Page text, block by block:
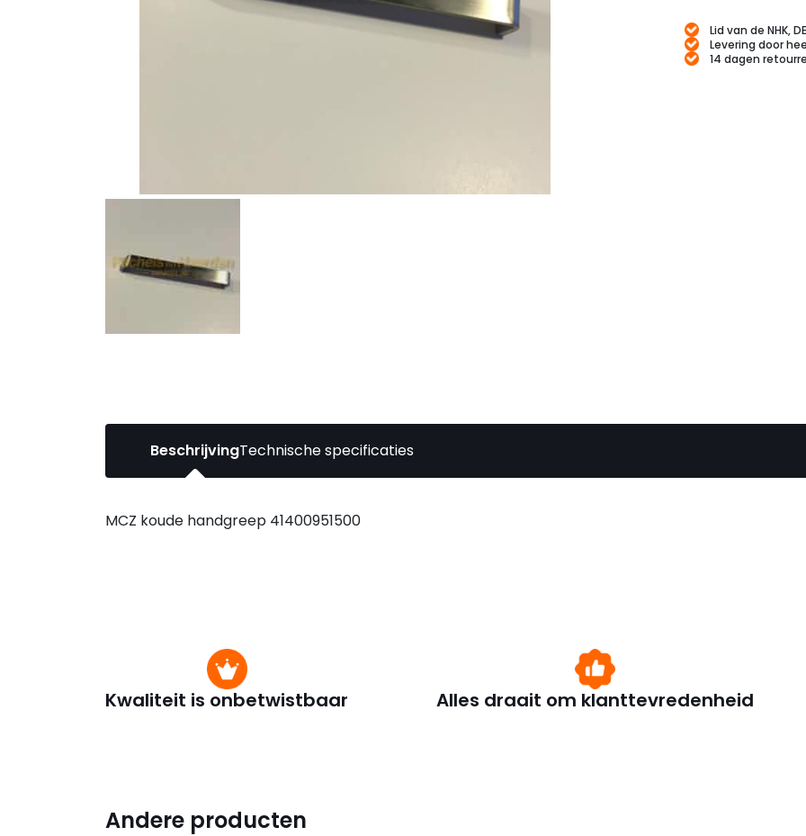
Lid van de NHK,
Levering door
14 dagen
BeschrijvingTechnische specificaties
MCZ koude handgreep 41400951500
Kwaliteit is onbetwistbaar Alles draait om klanttevredenheid
Andere producten